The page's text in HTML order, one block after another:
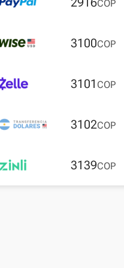
COP
3100COP
3101 COP
3102COP
3139COP